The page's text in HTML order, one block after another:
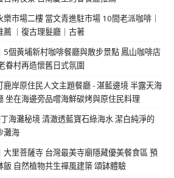
樂市場二樓 當文青進駐市場 10間老派咖啡｜
薦 ｜復古理髮廳｜古著
5個黃埔新村咖啡餐廳與散步景點 鳳山咖啡店
眷村再造懷舊日式氛圍
鹿岸原住民人文主題餐廳 - 湛藍邊境 半露天海
坐在海邊旁品嚐海鮮碳烤與原住民料理
海灘秘境 清澈透藍寶石綠海水 潔白純淨的
灘海
大里菩薩寺 台灣最美寺廟隱藏優美餐食區 預
飯 自然植物共生禪風建築 頌缽體驗